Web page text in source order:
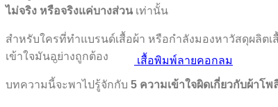
เสื้อพิมพ์ลายคอกลม
ไม่จริง หรือจริงแค่บางส่วน เท่านั้น
สำหรับใครที่ทำแบรนด์เสื้อผ้า หรือกำลังมองหาวัสดุผลิ
เข้าใจมันอย่างถูกต้อง
บทความนี้จะพาไปรู้จักกับ 5 ความเข้าใจผิดเกี่ยวกับผ้าโพ